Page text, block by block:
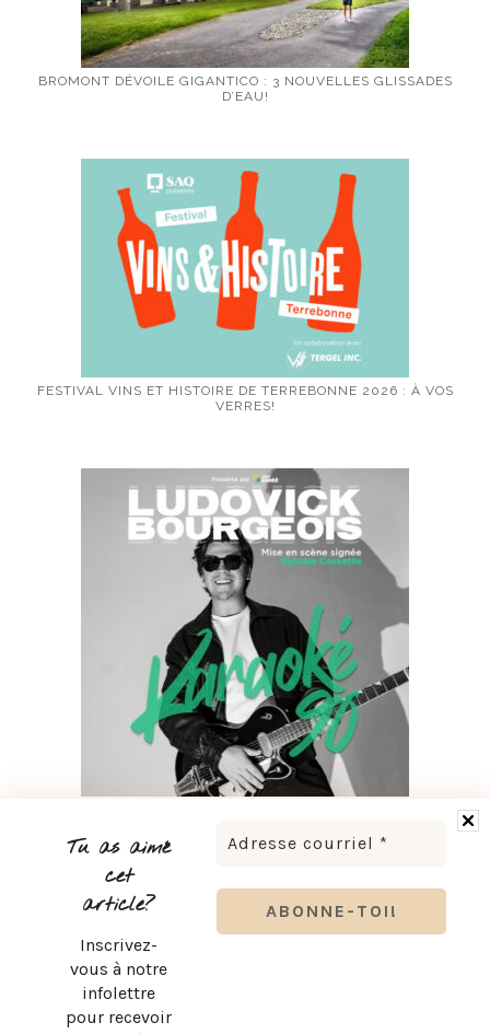
Tu as aimé
cet
article?
Inscrivez-
vous à notre
infolettre
pour recevoir
BROMONT DÉVOILE GIGANTICO : 3 NOUVELLES GLISSADES
D’EAU!
FESTIVAL VINS ET HISTOIRE DE TERREBONNE 2026 : À VOS
VERRES!